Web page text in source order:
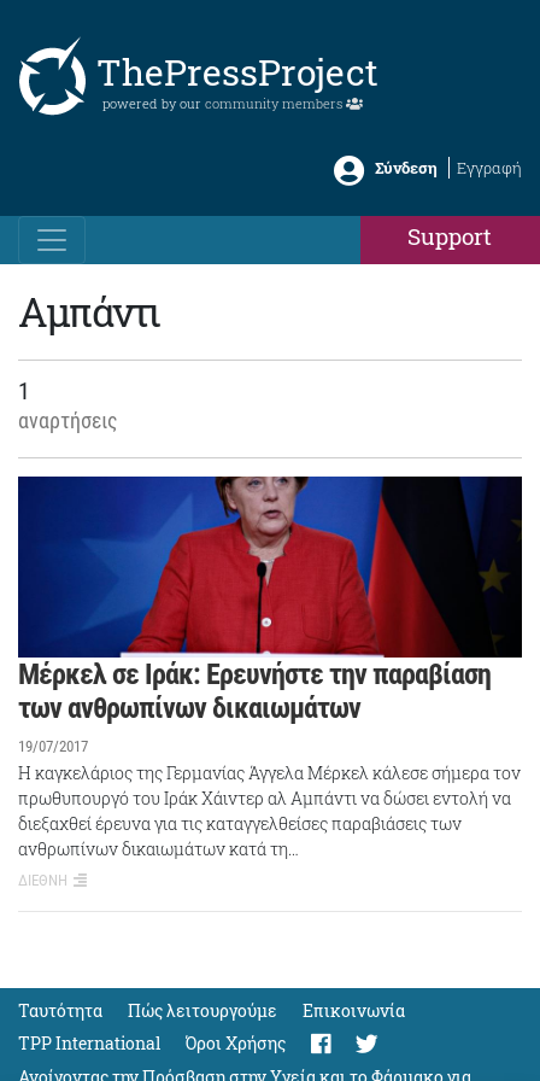
ThePressProject
powered by our community members
Σύνδεση Εγγραφή
Support
Αμπάντι
1
αναρτήσεις
Μέρκελ σε Ιράκ: Ερευνήστε την παραβίαση
των ανθρωπίνων δικαιωμάτων
19/07/2017
Η καγκελάριος της Γερμανίας Άγγελα Μέρκελ κάλεσε σήμερα τον
πρωθυπουργό του Ιράκ Χάιντερ αλ Αμπάντι να δώσει εντολή να
διεξαχθεί έρευνα για τις καταγγελθείσες παραβιάσεις των
ανθρωπίνων δικαιωμάτων κατά τη…
ΔΙΕΘΝΗ
Ταυτότητα Πώς λειτουργούμε
Eπικοινωνία
TPP International
Όροι Χρήσης